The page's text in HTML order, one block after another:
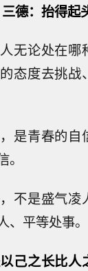
三德：抬得起
无论处在哪
态度去挑战
是青春的自
不是盛气凌
平等处事。
己之长比人